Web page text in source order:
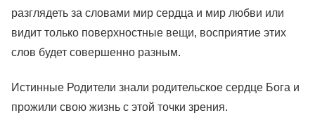
разглядеть за словами мир сердца и мир любви или
видит только поверхностные вещи, восприятие этих
слов будет совершенно разным.
Истинные Родители знали родительское сердце Бога и
прожили свою жизнь с этой точки зрения.